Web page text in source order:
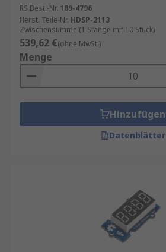
RS Best.-Nr. 189-4796
Herst. Teile-Nr. HDSP-2113
Zwischensumme (1 Stange mit 10 Stück)
539,62 €(ohne MwSt.)
Menge
Hinzufügen
Datenblätter